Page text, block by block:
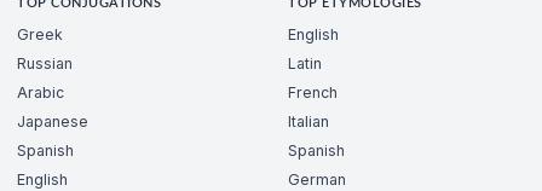
TOP CONJUGATIONS
Greek
Russian
Arabic
Japanese
Spanish
English
TOP ETYMOLOGIES
English
Latin
French
Italian
Spanish
German